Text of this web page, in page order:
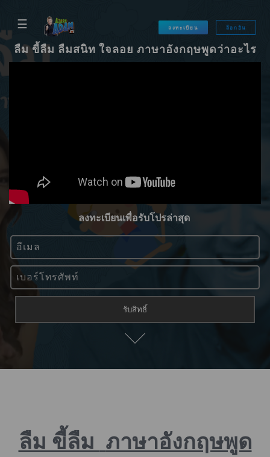
☰ ลงทะเบียน ล็อกอิน
ลืม ขี้ลืม ลืมสนิท ใจลอย ภาษาอังกฤษพูดว่าอะไร
ลืม ขี้ลืม ภาษาอังกฤษพูด